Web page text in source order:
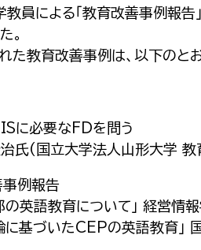
員による「教育改善事例報
。
た教育改善事例は、以下のとお
に必要なFDを問う
氏(国立大学法人山形大学 教
事例報告
英語教育について」 経営情
基づいたCEPの英語教育」